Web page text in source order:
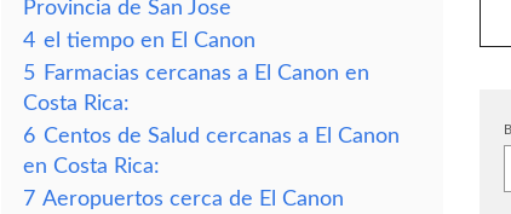
Provincia de San Jose
4 el tiempo en El Canon
5 Farmacias cercanas a El Canon en
Costa Rica:
6 Centos de Salud cercanas a El Canon
en Costa Rica:
7 Aeropuertos cerca de El Canon